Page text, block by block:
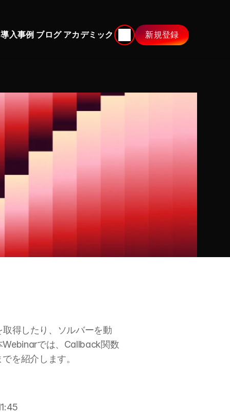
導入事例 ブログ アカデミック 新規登録
得したり、ソルバーを動
では、Callback関数
を紹介します。